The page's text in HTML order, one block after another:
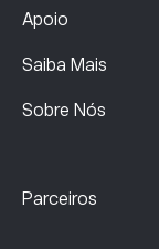
Apoio
Saiba Mais
Sobre Nós
Parceiros